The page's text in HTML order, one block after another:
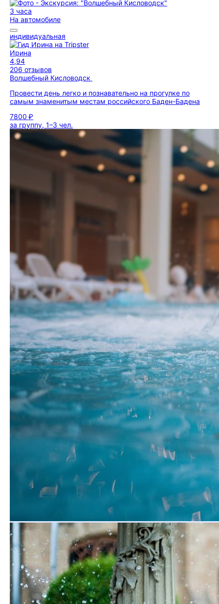
3 часа
На автомобиле
индивидуальная
Ирина
4,94
206 отзывов
Волшебный Кисловодск
Провести день легко и познавательно на прогулке по
самым знаменитым местам российского Баден-Бадена
7800 ₽
за группу, 1–3 чел.